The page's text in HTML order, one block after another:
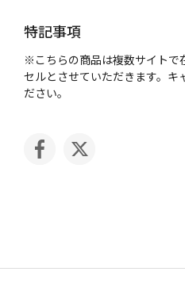
特記事項
※こちらの商品は複数サイトで
セルとさせていただきます。キ
ださい。